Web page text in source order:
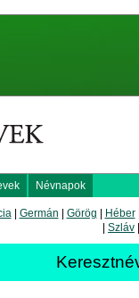
Névnapok
| Germán Görög Héber|
Szláv